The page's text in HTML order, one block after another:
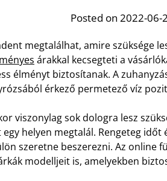
Posted on 2022-06-
megtalálhat, amire szüksége
árakkal kecsegteti a
élményt biztosítanak. A
érkező permetező víz
viszonylag sok dologra lesz
helyen megtalál. Rengeteg
szeretne beszerezni. Az online
modelljeit is, amelyekben